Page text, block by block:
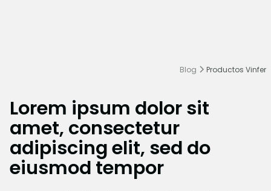
Blog Productos Vinfer
Lorem ipsum dolor sit
amet, consectetur
adipiscing elit, sed do
eiusmod tempor